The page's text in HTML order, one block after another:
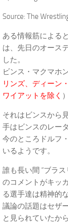
Source: The
ある情報筋による
は、先日のオース
した。
ビンス・マクマホ
リンズ、ディーン
ワイアットを除く
それはビンスから
手はビンスのレー
今のところドルフ
いるようです。
誰も長い間 “ブラ
のコメントがキッ
る選手達は精神的
議論の話題はセザ
と見られていたか